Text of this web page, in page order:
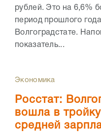
рублей. Это на 6,6%
период прошлого
Волгоградстате.
показатель...
Экономика
Росстат:
вошла в
средней